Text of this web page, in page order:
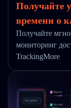
Получайте
времени о
Получайте
мониторинг
TrackingMore